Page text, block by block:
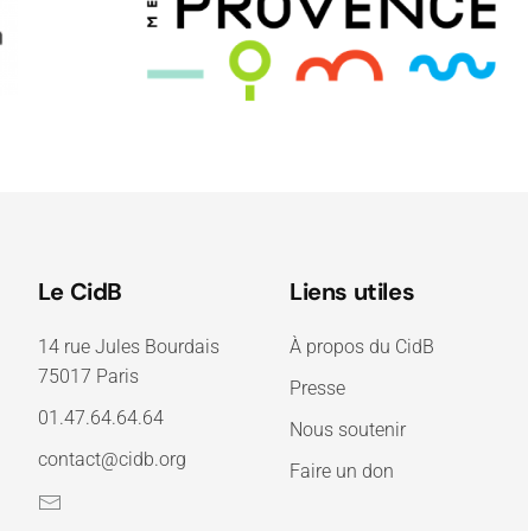
Le CidB
14 rue Jules Bourdais
75017 Paris
01.47.64.64.64
contact@cidb.org
Liens utiles
À propos du CidB
Presse
Nous soutenir
Faire un don